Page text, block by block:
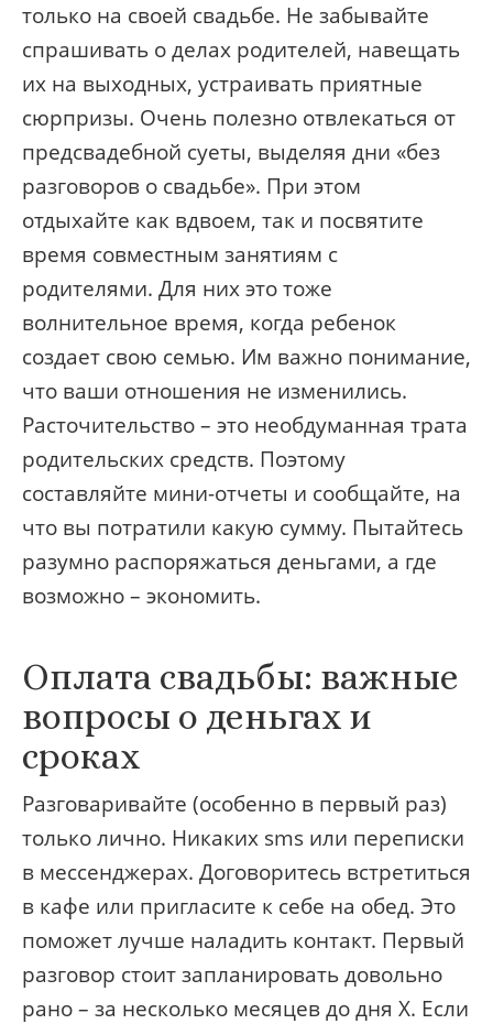
только на своей свадьбе. Не забывайте
спрашивать о делах родителей, навещать
их на выходных, устраивать приятные
сюрпризы. Очень полезно отвлекаться от
предсвадебной суеты, выделяя дни «без
разговоров о свадьбе». При этом
отдыхайте как вдвоем, так и посвятите
время совместным занятиям с
родителями. Для них это тоже
волнительное время, когда ребенок
создает свою семью. Им важно понимание,
что ваши отношения не изменились.
Расточительство – это необдуманная трата
родительских средств. Поэтому
составляйте мини-отчеты и сообщайте, на
что вы потратили какую сумму. Пытайтесь
разумно распоряжаться деньгами, а где
возможно – экономить.
Оплата свадьбы: важные
вопросы о деньгах и
сроках
Разговаривайте (особенно в первый раз)
только лично. Никаких sms или переписки
в мессенджерах. Договоритесь встретиться
в кафе или пригласите к себе на обед. Это
поможет лучше наладить контакт. Первый
разговор стоит запланировать довольно
рано – за несколько месяцев до дня X. Если